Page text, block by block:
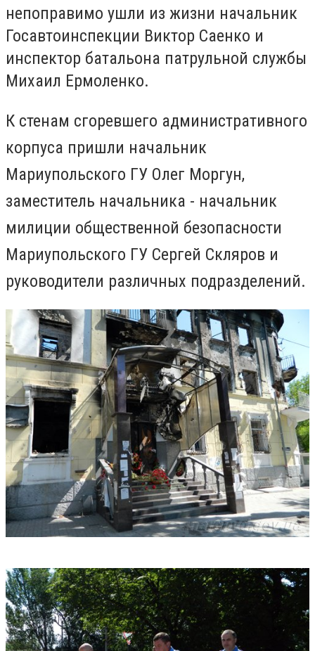
непоправимо ушли из жизни начальник
Госавтоинспекции Виктор Саенко и
инспектор батальона патрульной службы
Михаил Ермоленко.
К стенам сгоревшего административного
корпуса пришли начальник
Мариупольского ГУ Олег Моргун,
заместитель начальника - начальник
милиции общественной безопасности
Мариупольского ГУ Сергей Скляров и
руководители различных подразделений.